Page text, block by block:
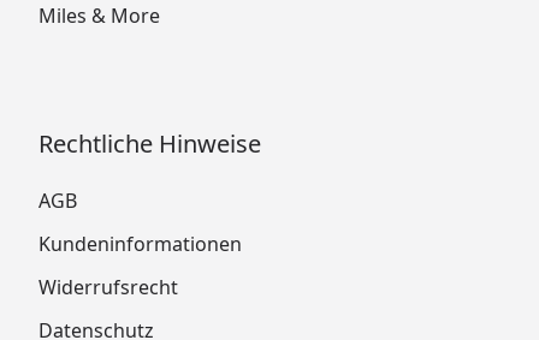
Miles & More
Rechtliche Hinweise
AGB
Kundeninformationen
Widerrufsrecht
Datenschutz